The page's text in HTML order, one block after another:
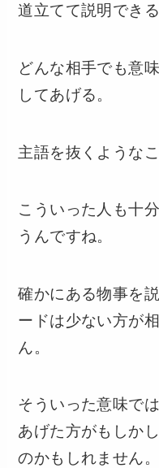
道立てて説明できる
どんな相手でも意
してあげる。
主語を抜くような
こういった人も十
うんですね。
確かにある物事を
ードは少ない方が
ん。
そういった意味で
あげた方がもしか
のかもしれません。